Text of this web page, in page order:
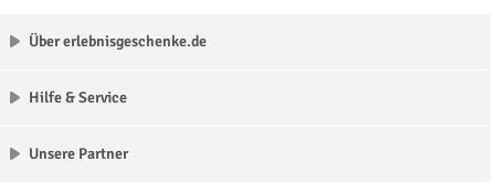
Über erlebnisgeschenke.de
Hilfe & Service
Unsere Partner